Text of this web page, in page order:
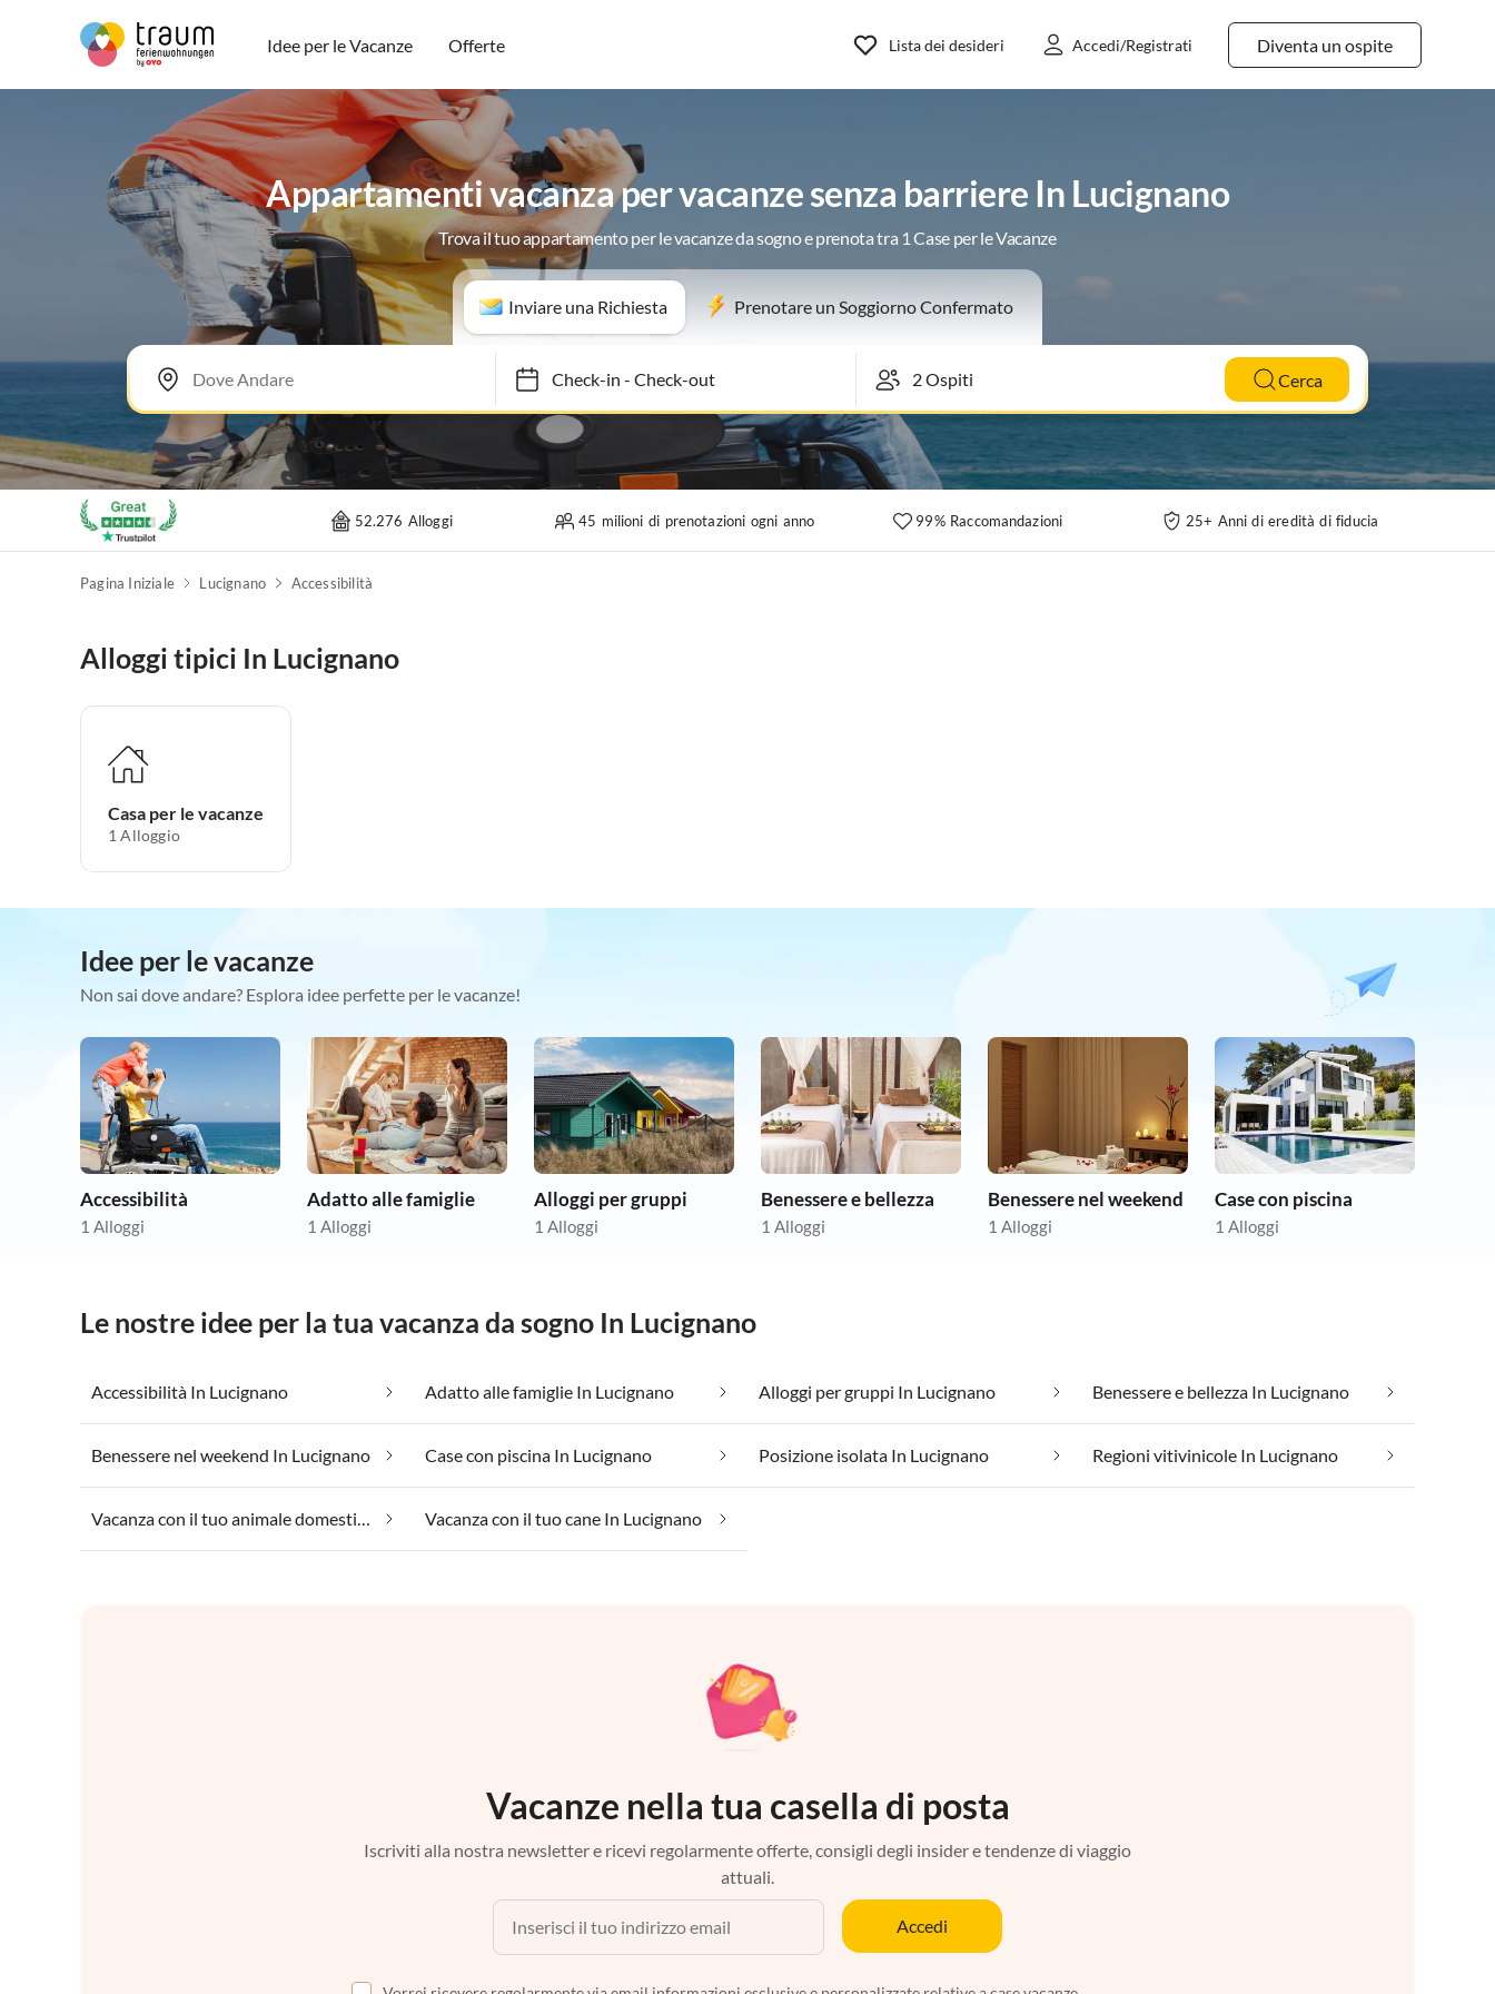
Idee per le Vacanze Offerte Diventa un ospite
Lista dei desideri Accedi/Registrati
Appartamenti vacanza per vacanze senza barriere In Lucignano
Trova il tuo appartamento per le vacanze da sogno e prenota tra 1 Case per le Vacanze
Inviare una Richiesta Prenotare un Soggiorno Confermato
Check-in- Check-out Cerca
52.276 Alloggi 45 milioni di prenotazioni ogni anno 99% Raccomandazioni 25+ Anni di eredità di fiducia
Pagina Iniziale Lucignano Accessibilità
Alloggi tipici In Lucignano
Casa per le vacanze
1 Alloggio
Idee per le vacanze
Non sai dove andare? Esplora idee perfette per le vacanze!
Accessibilità
1 Alloggi
Adatto alle famiglie
1 Alloggi
Alloggi per gruppi
1 Alloggi
Benessere e bellezza
1 Alloggi
Benessere nel weekend
1 Alloggi
Case con piscina
1 Alloggi
Le nostre idee per la tua vacanza da sogno In Lucignano
Accessibilità In Lucignano Adatto alle famiglie In Lucignano Alloggi per gruppi In Lucignano Benessere e bellezza In Lucignano
Benessere nel weekend In Lucignano Case con piscina In Lucignano Posizione isolata In Lucignano Regioni vitivinicole In Lucignano
Vacanza con il tuo animale domestico In Lucignano Vacanza con il tuo cane In Lucignano
Vacanze nella tua casella di posta
Iscriviti alla nostra newsletter e ricevi regolarmente offerte, consigli degli insider e tendenze di viaggio
attuali.
Accedi